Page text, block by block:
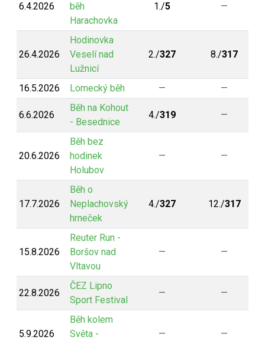
6.4.2026
běh
Harachovka
1./5 —
26.4.2026
Hodinovka
Veselí nad
Lužnicí
2./327 8./317
16.5.2026 Lomecký běh — —
6.6.2026
Běh na Kohout
- Besednice
4./319 —
20.6.2026
Běh bez
hodinek
Holubov
— —
17.7.2026
Běh o
Neplachovský
hrneček
4./327 12./317
15.8.2026
Reuter Run -
Boršov nad
Vltavou
— —
22.8.2026
ČEZ Lipno
Sport Festival
— —
5.9.2026
Běh kolem
Světa -
— —